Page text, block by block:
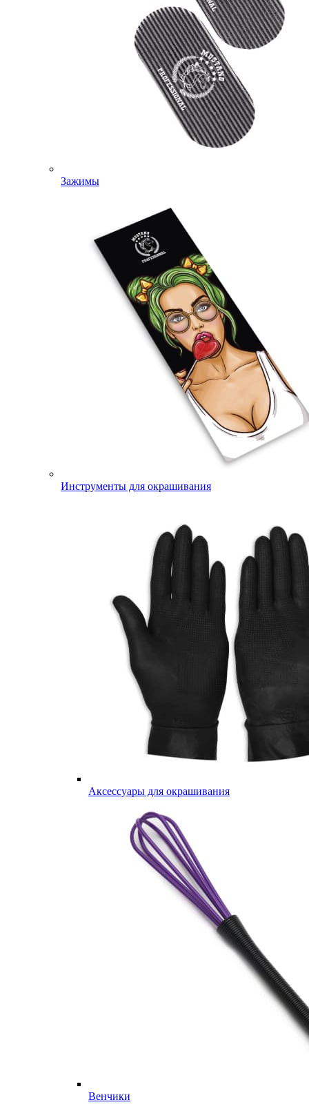
Зажимы
Инструменты для окрашивания
Аксессуары для окрашивания
Венчики